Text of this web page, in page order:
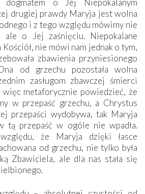
o Jej Niepokalanym
drugiej prawdy Maryja jest wolna
i z tego względu mówimy nie
o Jej zaśnięciu. Niepokalane
Kościół, nie mówi nam jednak o tym,
zbawienia przyniesionego
od grzechu pozostała wolna
zasługom zbawczej śmierci
więc metaforycznie powiedzieć, że
w przepaść grzechu, a Chrystus
przepaści wydobywa, tak Maryja
tą przepaść w ogóle nie wpadła.
że Maryja dzięki łasce
od grzechu, nie tylko była
Zbawiciela, ale dla nas stała się